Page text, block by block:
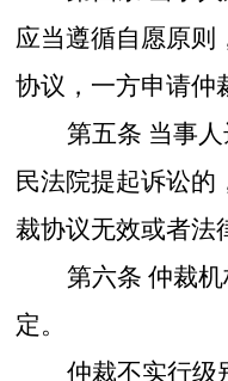
应当遵循自愿原则
协议，一方申请仲
第五条 当事
民法院提起诉讼的
裁协议无效或者法
第六条 仲裁
定。
仲裁不实行级